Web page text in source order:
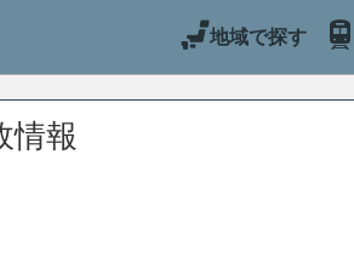
地域で探す
情報